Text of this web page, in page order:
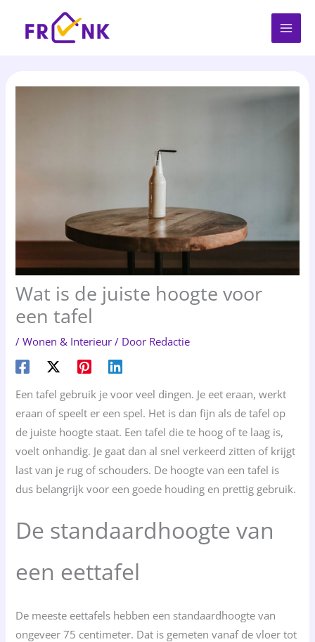
Wat is de juiste hoogte voor
een tafel
/Wonen & Interieur / Door Redactie
Een tafel gebruik je voor veel dingen. Je eet eraan, werkt
eraan of speelt er een spel. Het is dan fijn als de tafel op
de juiste hoogte staat. Een tafel die te hoog of te laag is,
voelt onhandig. Je gaat dan al snel verkeerd zitten of krijgt
last van je rug of schouders. De hoogte van een tafel is
dus belangrijk voor een goede houding en prettig gebruik.
De standaardhoogte van
een eettafel
De meeste eettafels hebben een standaardhoogte van
ongeveer 75 centimeter. Dat is gemeten vanaf de vloer tot